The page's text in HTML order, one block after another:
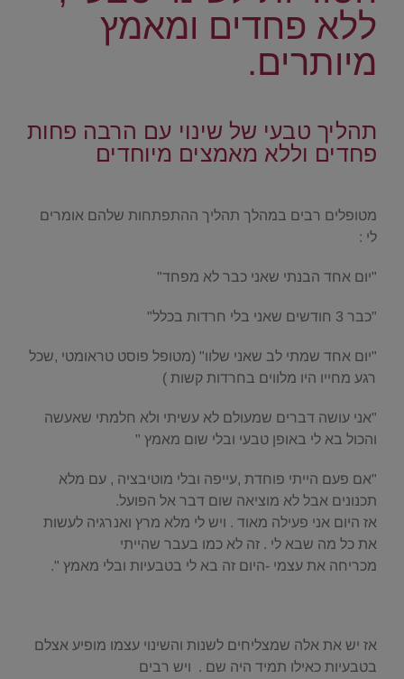
ללא פחדים ומאמץ
מיותרים.
תהליך טבעי של שינוי עם הרבה פחות
פחדים וללא מאמצים מיוחדים
מטופלים רבים במהלך תהליך ההתפתחות שלהם אומרים
לי :
"יום אחד הבנתי שאני כבר לא מפחד"
"כבר 3 חודשים שאני בלי חרדות בכלל"
"יום אחד שמתי לב שאני שלוו" (מטופל פוסט טראומטי ,שכל
רגע מחייו היו מלווים בחרדות קשות )
"אני עושה דברים שמעולם לא עשיתי ולא חלמתי שאעשה
והכול בא לי באופן טבעי ובלי שום מאמץ "
"אם פעם הייתי פוחדת ,עייפה ובלי מוטיבציה , עם מלא
תכנונים אבל לא מוציאה שום דבר אל הפועל.
אז היום אני פעילה מאוד . ויש לי מלא מרץ ואנרגיה לעשות
את כל מה שבא לי . זה לא כמו בעבר שהייתי
מכריחה את עצמי -היום זה בא לי בטבעיות ובלי מאמץ ".
אז יש את אלה שמצליחים לשנות והשינוי עצמו מופיע אצלם
בטבעיות כאילו תמיד היה שם . ויש רבים